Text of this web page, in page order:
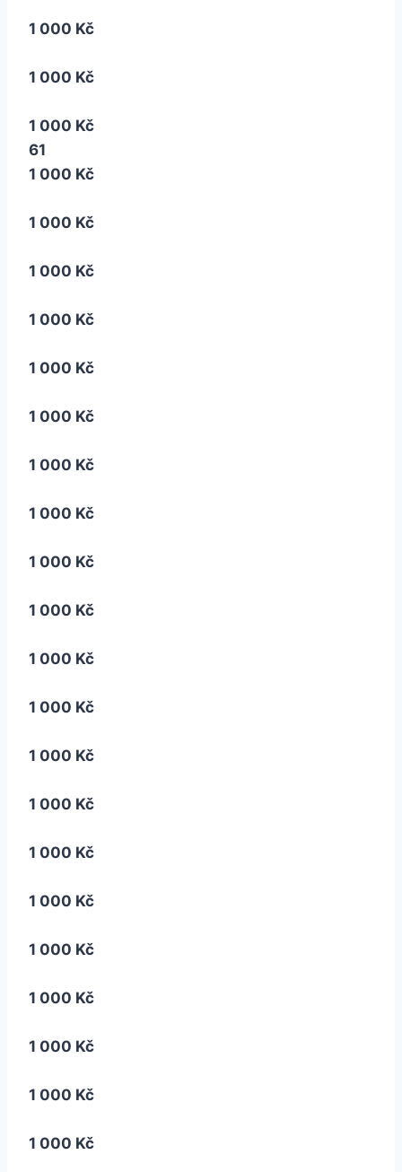
1 000 Kč
1 000 Kč
1 000 Kč
61
1 000 Kč
1 000 Kč
1 000 Kč
1 000 Kč
1 000 Kč
1 000 Kč
1 000 Kč
1 000 Kč
1 000 Kč
1 000 Kč
1 000 Kč
1 000 Kč
1 000 Kč
1 000 Kč
1 000 Kč
1 000 Kč
1 000 Kč
1 000 Kč
1 000 Kč
1 000 Kč
1 000 Kč